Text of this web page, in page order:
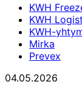
KWH
KWH
KWH-
Mirka
Prevex
04.05.2026